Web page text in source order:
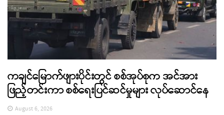
ကချင်မြောက်ဖျားပိုင်းတွင် စစ်အုပ်စုက အင်အား
ဖြည့်တင်းကာ စစ်ရေးပြင်ဆင်မှုများ လုပ်ဆောင်နေ
August 6, 2026